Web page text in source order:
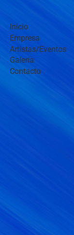
Inicio
Empresa
Artistas/Eventos
Galería
Contacto